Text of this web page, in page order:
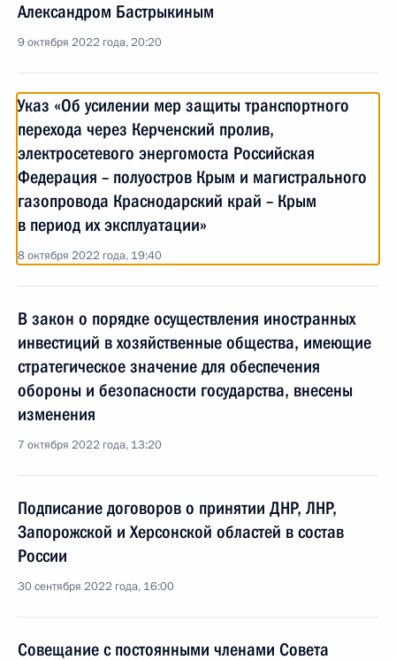
Александром Бастрыкиным
9 октября 2022 года, 20:20
Указ «Об усилении мер защиты транспортного
перехода через Керченский пролив,
электросетевого энергомоста Российская
Федерация – полуостров Крым и магистрального
газопровода Краснодарский край – Крым
в период их эксплуатации»
8 октября 2022 года, 19:40
В закон о порядке осуществления иностранных
инвестиций в хозяйственные общества, имеющие
стратегическое значение для обеспечения
обороны и безопасности государства, внесены
изменения
7 октября 2022 года, 13:20
Подписание договоров о принятии ДНР, ЛНР,
Запорожской и Херсонской областей в состав
России
30 сентября 2022 года, 16:00
Совещание с постоянными членами Совета